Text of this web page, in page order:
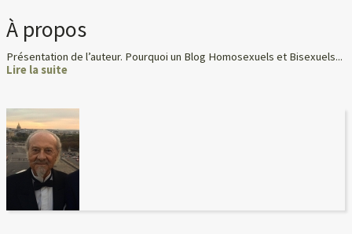
À propos
Présentation de l’auteur. Pourquoi un Blog Homosexuels et Bisexuels...
Lire la suite